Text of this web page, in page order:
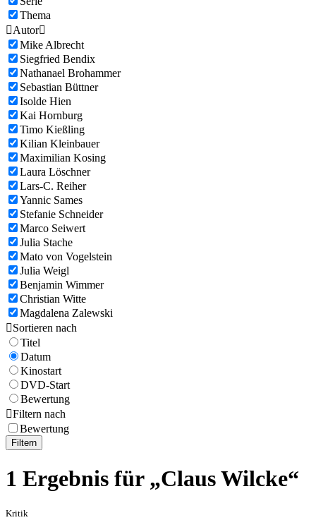
Thema
Autor
Mike Albrecht
Siegfried Bendix
Nathanael Brohammer
Sebastian Büttner
Isolde Hien
Kai Hornburg
Timo Kießling
Kilian Kleinbauer
Maximilian Kosing
Laura Löschner
Lars-C. Reiher
Yannic Sames
Stefanie Schneider
Marco Seiwert
Julia Stache
Mato von Vogelstein
Julia Weigl
Benjamin Wimmer
Christian Witte
Magdalena Zalewski
Sortieren nach
Titel
Datum
Kinostart
DVD-Start
Bewertung
Filtern nach
Bewertung
Filtern
1 Ergebnis für „Claus Wilcke“
Kritik